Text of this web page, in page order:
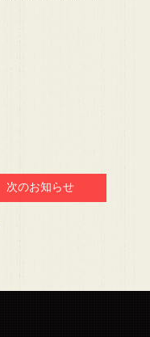
次のお知らせ